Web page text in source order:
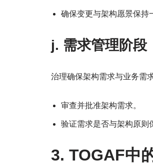
确保变更与架构愿景保持
j. 需求管理阶段
治理确保架构需求与业务需
审查并批准架构需求。
验证需求是否与架构原则
3. TOGAF中